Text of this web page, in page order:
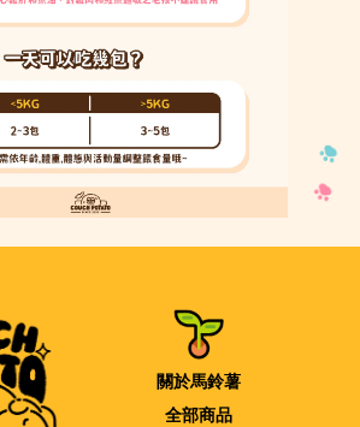
關於馬鈴薯
全部商品